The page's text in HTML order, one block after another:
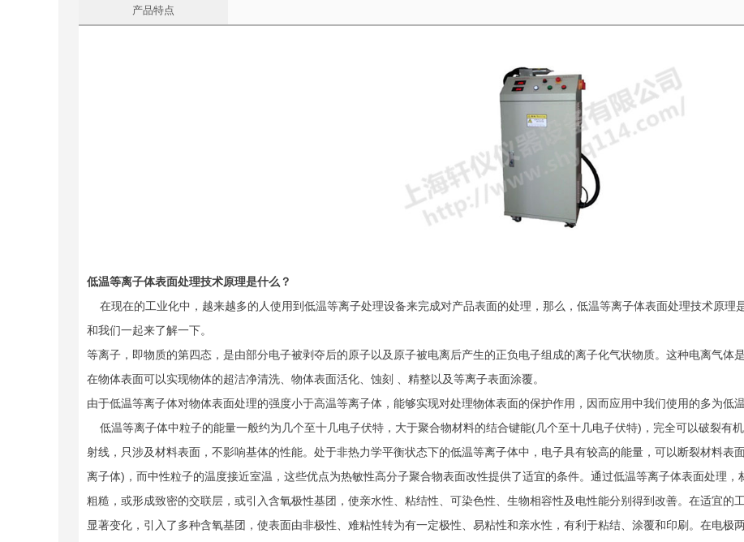
产品特点
低温等离子体表面处理技术原理是什么？
在现在的工业化中，越来越多的人使用到低温等离子处理设备来完成对产品表面的处理，那么，低温等离子体表面处理技术原理
和我们一起来了解一下。
等离子，即物质的第四态，是由部分电子被剥夺后的原子以及原子被电离后产生的正负电子组成的离子化气状物质。这种电离气体
在物体表面可以实现物体的超洁净清洗、物体表面活化、蚀刻 、精整以及等离子表面涂覆。
由于低温等离子体对物体表面处理的强度小于高温等离子体，能够实现对处理物体表面的保护作用，因而应用中我们使用的多为低温
低温等离子体中粒子的能量一般约为几个至十几电子伏特，大于聚合物材料的结合键能(几个至十几电子伏特)，完全可以破裂有
射线，只涉及材料表面，不影响基体的性能。处于非热力学平衡状态下的低温等离子体中，电子具有较高的能量，可以断裂材料表
离子体)，而中性粒子的温度接近室温，这些优点为热敏性高分子聚合物表面改性提供了适宜的条件。通过低温等离子体表面处理
粗糙，或形成致密的交联层，或引入含氧极性基团，使亲水性、粘结性、可染色性、生物相容性及电性能分别得到改善。在适宜的
显著变化，引入了多种含氧基团，使表面由非极性、难粘性转为有一定极性、易粘性和亲水性，有利于粘结、涂覆和印刷。在电极